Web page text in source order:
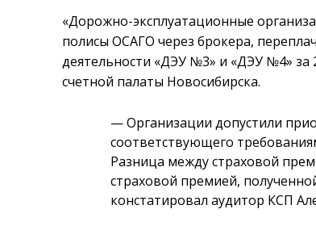
«Дорожно-эксплуатационные
полисы ОСАГО через брокера,
деятельности «ДЭУ №3» и «ДЭУ №4»
счетной палаты Новосибирска.
— Организации допустили
соответствующего
Разница между страховой
страховой премией,
констатировал аудитор КСП